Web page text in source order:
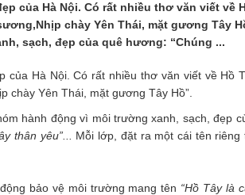
của Hà Nội. Có rất nhiều thơ văn viết về
chày Yên Thái, mặt gương Tây
sạch, đẹp của quê hương: “Chúng ...
của Hà Nội. Có rất nhiều thơ văn viết về Hồ
chày Yên Thái, mặt gương Tây Hồ”.
hành động vì môi trường xanh, sạch, đẹp
thân yêu”...
Mỗi lớp, đặt ra một cái tên
bảo vệ môi trường mang tên “Hồ Tây là